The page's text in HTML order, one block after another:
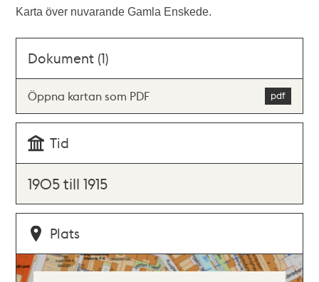
Karta över nuvarande Gamla Enskede.
Dokument (1)
Öppna kartan som PDF
Tid
1905 till 1915
Plats